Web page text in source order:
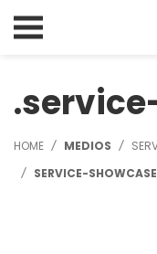
HOME MEDIOS
SERVICE-